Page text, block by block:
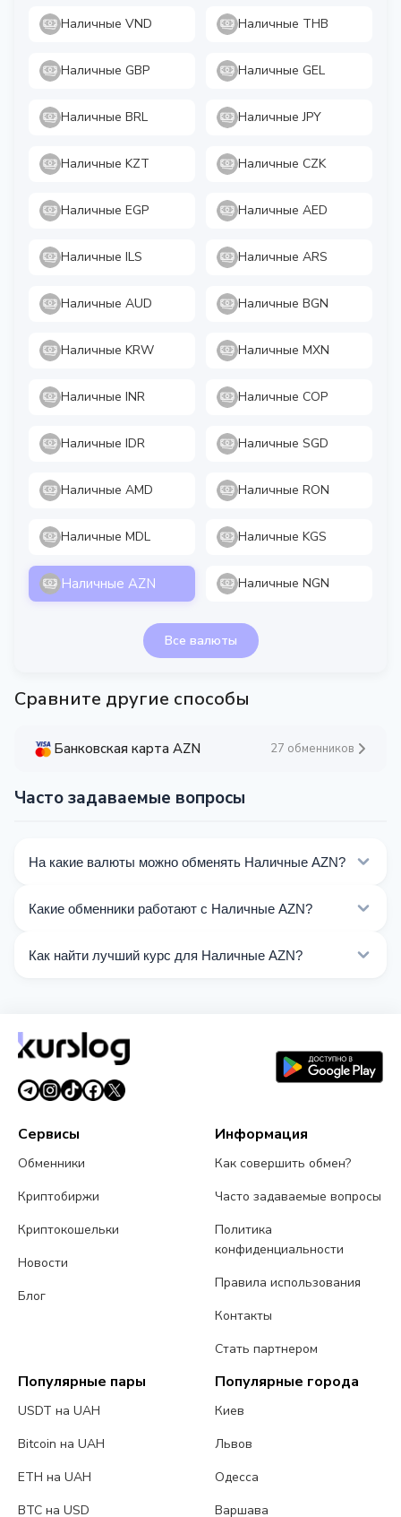
Наличные VND Наличные THB
Наличные GBP Наличные GEL
Наличные BRL Наличные JPY
Наличные KZT Наличные CZK
Наличные EGP Наличные AED
Наличные ILS Наличные ARS
Наличные AUD Наличные BGN
Наличные KRW Наличные MXN
Наличные INR Наличные COP
Наличные IDR Наличные SGD
Наличные AMD Наличные RON
Наличные MDL Наличные KGS
Наличные AZN Наличные NGN
Все валюты
Сравните другие способы
Банковская карта AZN 27 обменников
Часто задаваемые вопросы
На какие валюты можно обменять Наличные AZN?
Наличные AZN. Выберите нужное направление из
Какие обменники работают с Наличные AZN?
операции с Наличные AZN.
Как найти лучший курс для Наличные AZN?
реальном времени.
Сервисы
Обменники
Криптобиржи
Криптокошельки
Новости
Блог
Информация
Как совершить обмен?
Часто задаваемые вопросы
Политика
конфиденциальности
Правила использования
Контакты
Стать партнером
Популярные пары
USDT на UAH
Bitcoin на UAH
ETH на UAH
BTC на USD
Популярные города
Киев
Львов
Одесса
Варшава